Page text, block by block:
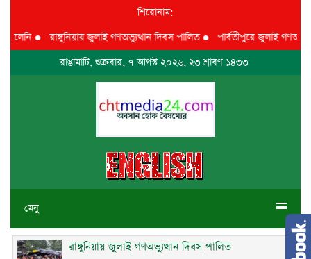
শিরোনাম:
●রাঙ্গুনিয়ায় জুলাই গণঅভ্যুত্থান দিবস পালিত●পার্বতীপুরে জুলাই
রাঙামাটি, শুক্রবার, ৭ আগস্ট ২০২৬, ২৩ শ্রাবণ ১৪৩৩
মেনু
রাঙ্গুনিয়ায় জুলাই গণঅভ্যুত্থান দিবস পালিত